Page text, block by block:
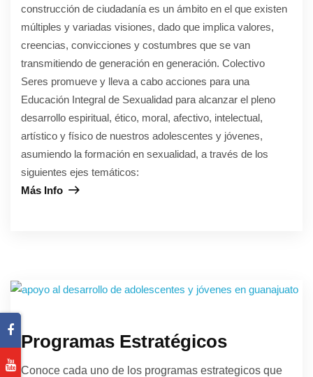
construcción de ciudadanía es un ámbito en el que existen
múltiples y variadas visiones, dado que implica valores,
creencias, convicciones y costumbres que se van
transmitiendo de generación en generación. Colectivo
Seres promueve y lleva a cabo acciones para una
Educación Integral de Sexualidad para alcanzar el pleno
desarrollo espiritual, ético, moral, afectivo, intelectual,
artístico y físico de nuestros adolescentes y jóvenes,
asumiendo la formación en sexualidad, a través de los
siguientes ejes temáticos:
Más Info
Programas Estratégicos
Conoce cada uno de los programas estrategicos que